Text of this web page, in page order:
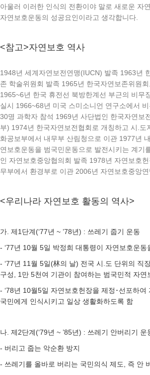
아울러 이러한 인식의 전환이야 말로 새로운 자
자연보호운동의 성공요인이라고 생각합니다.
<참고>자연보호 역사
1948년 세계자연보전연맹(IUCN) 발족 1963년
존 학술위원회 발족 1965년 한국자연보존위원
1965~6년 한국 휴전선 북방한계선 부근의 비무
실시 1966~68년 미국 스미소니언 연구소에서
30명 과학자 참석 1969년 사단법인 한국자연보
부) 1974년 한국자연보전협회로 개칭하고 시.도
화공보부에서 내무부 산림청으로 이관 1977년
연보호운동을 범국민운동으로 발전시키는 계기
인 자연보호중앙협의회 발족 1978년 자연보호
무부에서 환경부로 이관 2006년 자연보호중앙
<우리나라 자연보호 활동의 역사>
가. 제1단계(‘77년 ~ ’78년) : 쓰레기 줍기 운동
- ‘77년 10월 5일 박정희 대통령이 자연보호운
- ‘77년 11월 5일(林의 날) 전국 시.도 단위의 직
구성, 1만 5천여 기관이 참여하는 범국민적 자연
- ‘78년 10월5일 자연보호헌장을 제정･선포하여
국민에게 인식시키고 일상 생활화하도록 함
나. 제2단계(‘79년 ~ ’85년) : 쓰레기 안버리기 운
- 버리고 줍는 악순환 방지
- 쓰레기를 올바로 버리는 국민의식 제도, 즉 안